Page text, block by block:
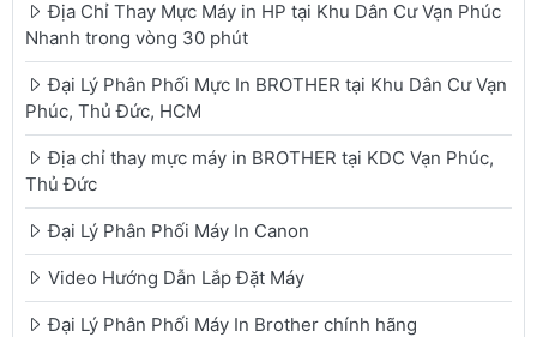
Địa Chỉ Thay Mực Máy in HP tại Khu Dân Cư Vạn Phúc
Nhanh trong vòng 30 phút
Đại Lý Phân Phối Mực In BROTHER tại Khu Dân Cư Vạn
Phúc, Thủ Đức, HCM
Địa chỉ thay mực máy in BROTHER tại KDC Vạn Phúc,
Thủ Đức
Đại Lý Phân Phối Máy In Canon
Video Hướng Dẫn Lắp Đặt Máy
Đại Lý Phân Phối Máy In Brother chính hãng